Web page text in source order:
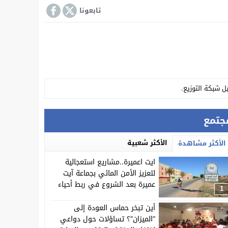
تابعونا
شبكة التوزيع.
عن اشغال المجلس الإقليمي.
في الاتجار الدولي للمخدرات.
“آيت اعزة”
الأكثر مشاهدة الأكثر شعبية
1
ايت اعميرة..مشاريع استعجالية
لتعزيز الأمن المائي بجماعة آيت
عميرة بعد الشروع في ربط أحياء
شبكة التوزيع.
أين تبخر حماس العودة إلى
“الميزان”؟ تساؤلات حول دواعي